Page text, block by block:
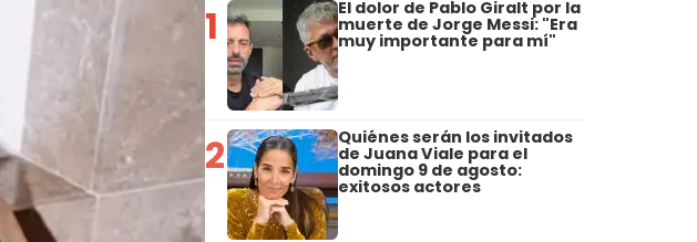
1 El dolor de Pablo Giralt por la
muerte de Jorge Messi: "Era
muy importante para mí"
2 Quiénes serán los invitados
de Juana Viale para el
domingo 9 de agosto:
exitosos actores